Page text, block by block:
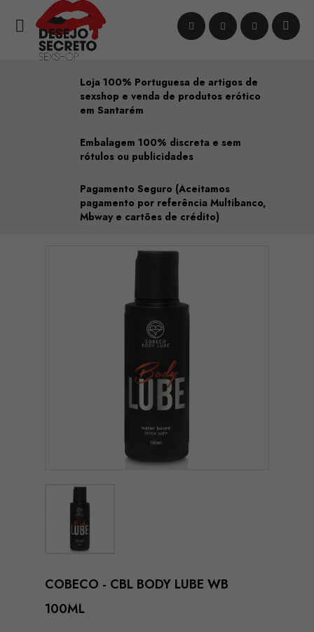

Loja 100% Portuguesa de artigos de
sexshop e venda de produtos erótico
em Santarém
Embalagem 100% discreta e sem
rótulos ou publicidades
Pagamento Seguro (Aceitamos
pagamento por referência Multibanco,
Mbway e cartões de crédito)
COBECO - CBL BODY LUBE WB
100ML